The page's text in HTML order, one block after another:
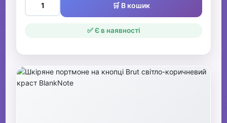
🛒 В кошик
✅ Є в наявності